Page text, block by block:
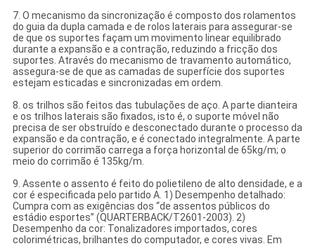
7. O mecanismo da sincronização é composto dos rolamentos
do guia da dupla camada e de rolos laterais para assegurar-se
de que os suportes façam um movimento linear equilibrado
durante a expansão e a contração, reduzindo a fricção dos
suportes. Através do mecanismo de travamento automático,
assegura-se de que as camadas de superfície dos suportes
estejam esticadas e sincronizadas em ordem.
8. os trilhos são feitos das tubulações de aço. A parte dianteira
e os trilhos laterais são fixados, isto é, o suporte móvel não
precisa de ser obstruído e desconectado durante o processo da
expansão e da contração, e é conectado integralmente. A parte
superior do corrimão carrega a força horizontal de 65kg/m; o
meio do corrimão é 135kg/m.
9. Assente o assento é feito do polietileno de alto densidade, e a
cor é especificada pelo partido A. 1) Desempenho detalhado:
Cumpra com as exigências dos “de assentos públicos do
estádio esportes” (QUARTERBACK/T2601-2003). 2)
Desempenho da cor: Tonalizadores importados, cores
colorimétricas, brilhantes do computador, e cores vivas. Em